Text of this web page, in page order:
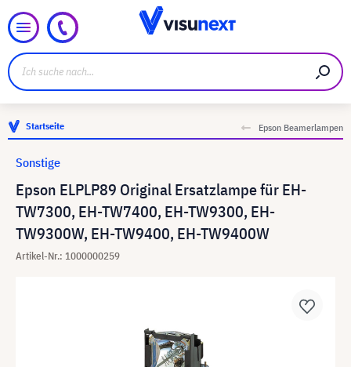
Startseite Epson Beamerlampen
Epson ELPLP89 Original Ersatzlampe für EH-
TW7300, EH-TW7400, EH-TW9300, EH-
TW9300W, EH-TW9400, EH-TW9400W
Artikel-Nr.: 1000000259
Sonstige